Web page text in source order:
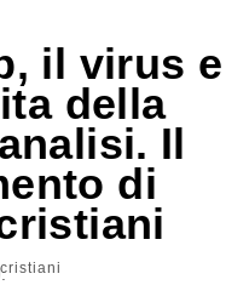
il virus
della
Il
di